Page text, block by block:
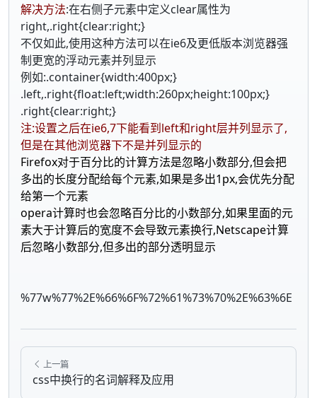
解决方法:在右侧子元素中定义clear属性为
right,.right{clear:right;}
不仅如此,使用这种方法可以在ie6及更低版本浏览器强
制更宽的浮动元素并列显示
例如:.container{width:400px;}
.left,.right{float:left;width:260px;height:100px;}
.right{clear:right;}
注:设置之后在ie6,7下能看到left和right层并列显示了,
但是在其他浏览器下不是并列显示的
Firefox对于百分比的计算方法是忽略小数部分,但会把
多出的长度分配给每个元素,如果是多出1px,会优先分配
给第一个元素
opera计算时也会忽略百分比的小数部分,如果里面的元
素大于计算后的宽度不会导致元素换行,Netscape计算
后忽略小数部分,但多出的部分透明显示
%77w%77%2E%66%6F%72%61%73%70%2E%63%6E
上一篇
css中换行的名词解释及应用